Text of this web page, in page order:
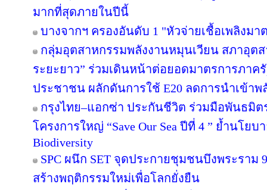
มากที่สุดภายในปีนี้
บางจากฯ ครองอันดับ 1 "หัวจ่ายเชื้อเพลิงม
กลุ่มอุตสาหกรรมพลังงานหมุนเวียน สภาอุตส
ระยะยาว” ร่วมเดินหน้าต่อยอดมาตรการภาค
ประชาชน ผลักดันการใช้ E20 ลดการนำเข้าพ
กรุงไทย–แอกซ่า ประกันชีวิต ร่วมมือพันธมิ
โครงการใหญ่ “Save Our Sea ปีที่ 4 ” ย้ำนโยบ
Biodiversity
SPC ผนึก SET จุดประกายชุมชนบึงพระรา
สร้างพฤติกรรมใหม่เพื่อโลกยั่งยืน